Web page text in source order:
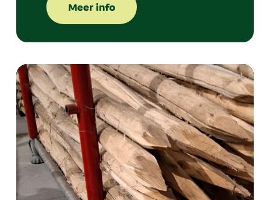
Meer info